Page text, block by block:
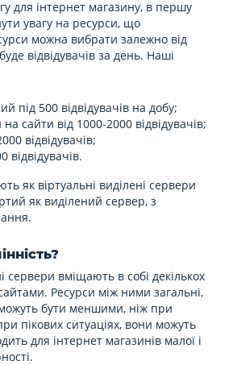
для інтернет магазину, в першу
увагу на ресурси, що
можна вибрати залежно від
відвідувачів за день. Наші
під 500 відвідувачів на добу;
сайти від 1000-2000 відвідувачів;
відвідувачів;
відвідувачів.
як віртуальні виділені сервери
як виділений сервер, з
сервери вміщають в собі декількох
сайтами. Ресурси між ними загальні,
бути меншими, ніж при
пікових ситуаціях, вони можуть
для інтернет магазинів малої і